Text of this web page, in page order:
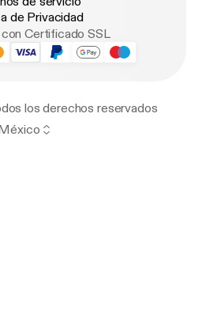
de Privacidad
con Certificado SSL
los derechos reservados